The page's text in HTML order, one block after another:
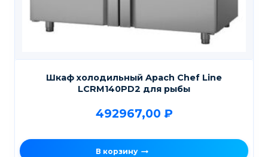
Шкаф холодильный Apach Chef Line
LCRM140PD2 для рыбы
492967,00 ₽
В корзину